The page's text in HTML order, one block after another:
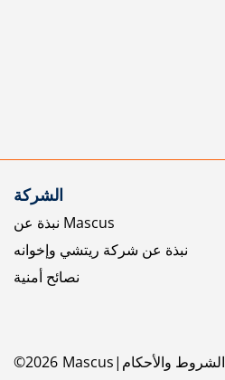
الشركة
نبذة عن Mascus
نبذة عن شركة ريتشي وإخوانه
نصائح أمنية
©2026 Mascus الشروط والأحكام